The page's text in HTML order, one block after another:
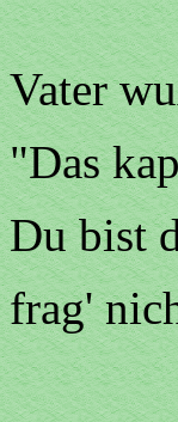
Vater
"Das
Du bist
frag'